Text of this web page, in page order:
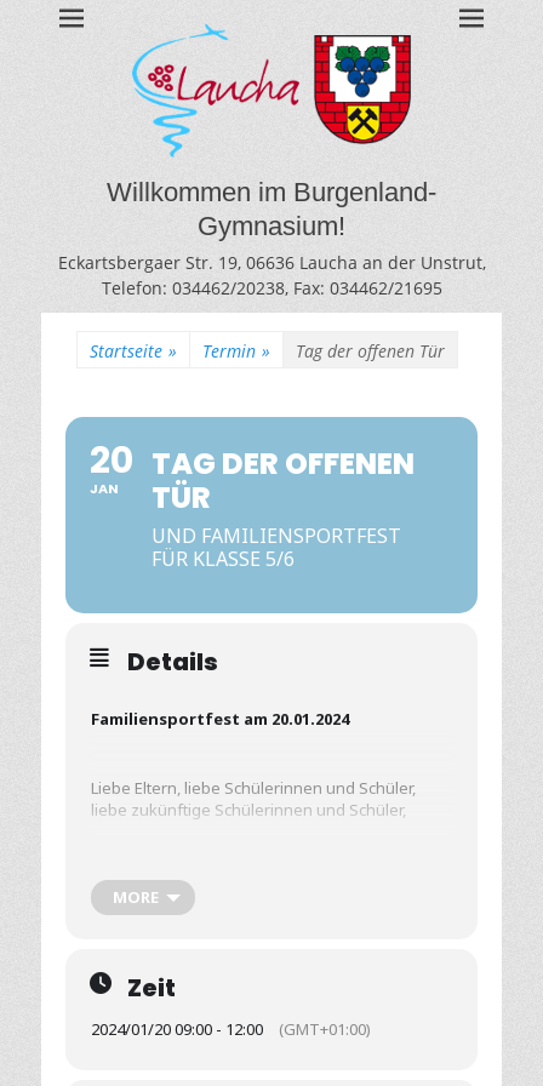
BURGENLAND-
GYMNASIUM
LAUCHA
Gymnasium des Burgenlandkreises / Sachsen-Anhalt
Willkommen im Burgenland-
Gymnasium!
Eckartsbergaer Str. 19, 06636 Laucha an der Unstrut,
Telefon: 034462/20238, Fax: 034462/21695
Startseite » Termin » Tag der offenen Tür
20
JAN
TAG DER OFFENEN
TÜR
UND FAMILIENSPORTFEST
FÜR KLASSE 5/6
Details
Familiensportfest am 20.01.2024
Liebe Eltern, liebe Schülerinnen und Schüler,
liebe zukünftige Schülerinnen und Schüler,
die Sportlehrerinnen und Sportlehrer sowie die
Schülerinnen und Schüler der 11. Klassen laden
Sie und euch recht herzlich zum
Die Sporthalle ist für alle Teilnehmerinnen und
MORE
Zeit
2024/01/20 09:00 - 12:00 (GMT+01:00)